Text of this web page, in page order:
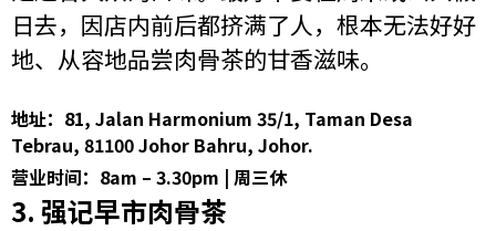
日去，因店内前后都挤满了人，根本无法好好
地、从容地品尝肉骨茶的甘香滋味。
地址：81, Jalan Harmonium 35/1, Taman Desa
Tebrau, 81100 Johor Bahru, Johor.
营业时间：8am – 3.30pm | 周三休
3. 强记早市肉骨茶